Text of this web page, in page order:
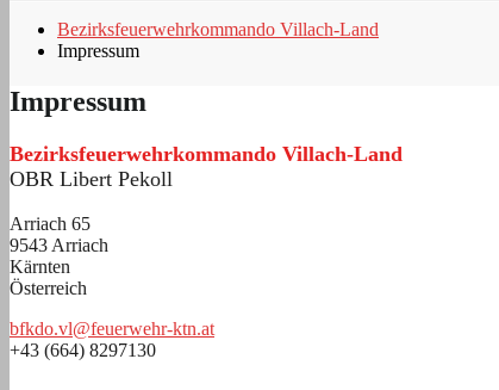
Bezirksfeuerwehrkommando Villach-Land
Impressum
Impressum
Bezirksfeuerwehrkommando Villach-Land
OBR Libert Pekoll
Arriach 65
9543 Arriach
Kärnten
Österreich
bfkdo.vl@feuerwehr-ktn.at
+43 (664) 8297130